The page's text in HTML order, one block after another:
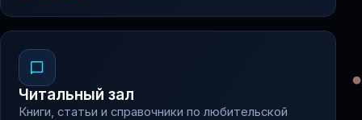
Читальный зал
Книги, статьи и справочники по любительской